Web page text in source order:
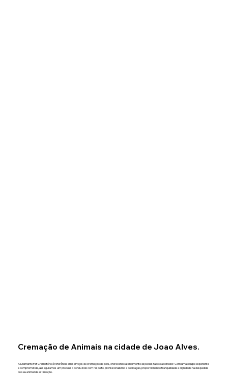
Cremação de Animais na cidade de Joao Alves.
A Diamante Pet Crematório é referência em serviços de cremação de pets, oferecendo atendimento especializado e acolhedor. Com uma equipe experiente
e comprometida, asseguramos um processo conduzido com respeito, profissionalismo e dedicação, proporcionando tranquilidade e dignidade na despedida
do seu animal de estimação.